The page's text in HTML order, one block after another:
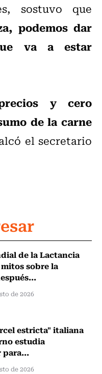
sostuvo que
podemos dar
va a estar
y cero
de la carne
el secretario
de la Lactancia
sobre la
de 2026
estricta" italiana
estudia
de 2026